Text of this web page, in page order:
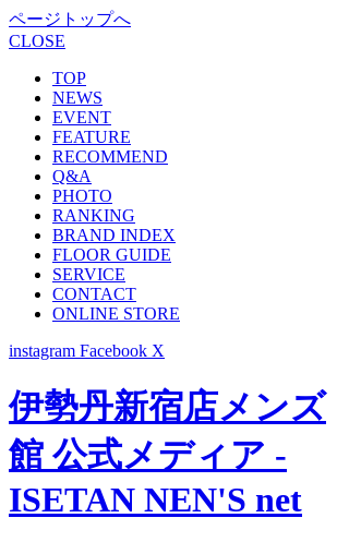
ページトップへ
CLOSE
TOP
NEWS
EVENT
FEATURE
RECOMMEND
Q&A
PHOTO
RANKING
BRAND INDEX
FLOOR GUIDE
SERVICE
CONTACT
ONLINE STORE
instagram Facebook X
伊勢丹新宿店メンズ
館 公式メディア -
ISETAN NEN'S net